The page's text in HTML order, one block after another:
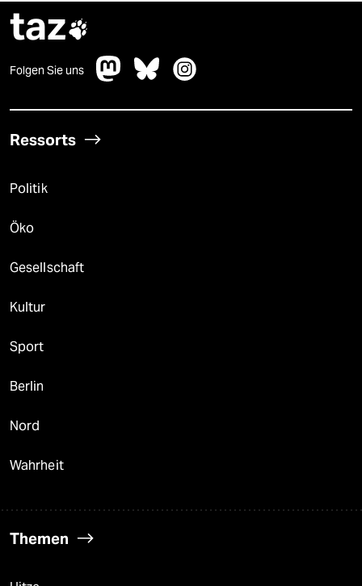
taz
Folgen Sie uns
Ressorts
Politik
Öko
Gesellschaft
Kultur
Sport
Berlin
Nord
Wahrheit
Themen